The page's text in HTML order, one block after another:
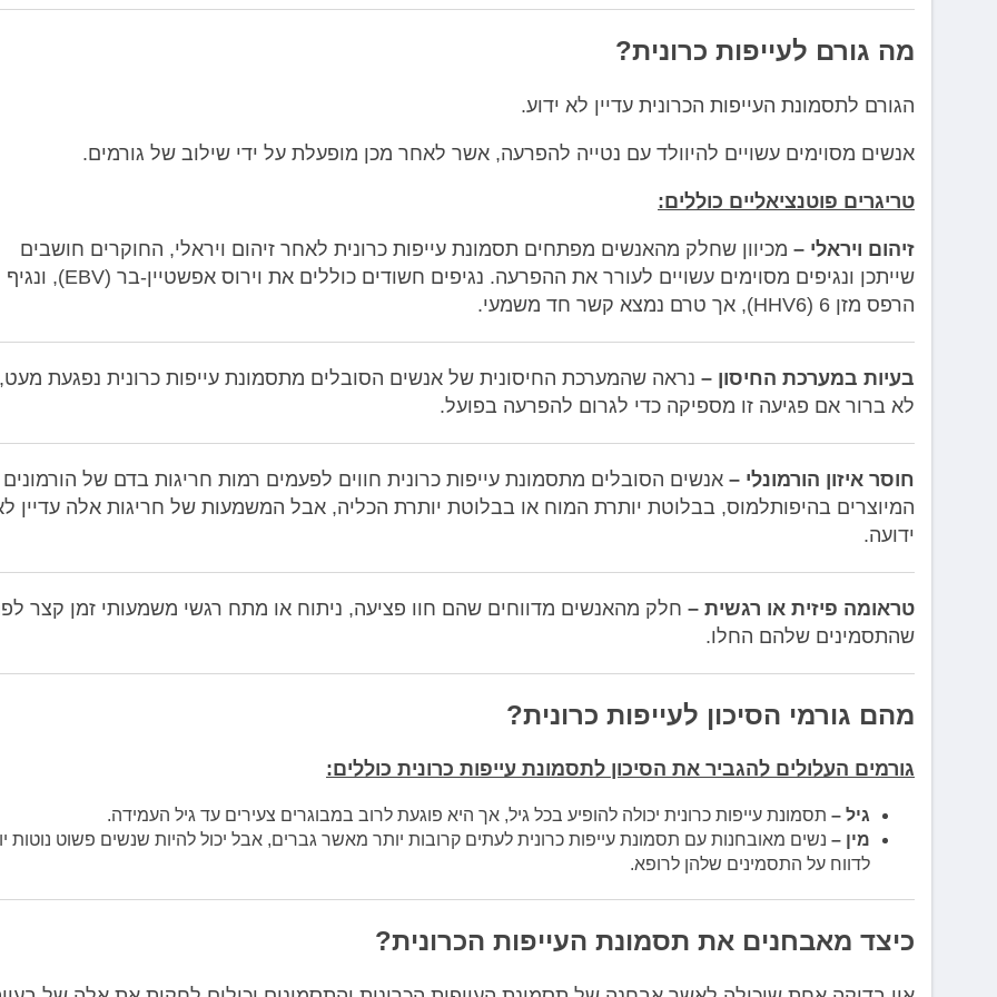
מה גורם לעייפות כרונית?
הגורם לתסמונת העייפות הכרונית עדיין לא ידוע.
אנשים מסוימים עשויים להיוולד עם נטייה להפרעה, אשר לאחר מכן מופעלת על ידי שילוב של גורמים.
טריגרים פוטנציאליים כוללים:
זיהום ויראלי – מכיוון שחלק מהאנשים מפתחים תסמונת עייפות כרונית לאחר זיהום ויראלי, החוקרים חושבים
שייתכן ונגיפים מסוימים עשויים לעורר את ההפרעה. נגיפים חשודים כוללים את וירוס אפשטיין-בר (EBV), ונגיף
הרפס מזן 6 (HHV6), אך טרם נמצא קשר חד משמעי.
בעיות במערכת החיסון – נראה שהמערכת החיסונית של אנשים הסובלים מתסמונת עייפות כרונית נפגעת
לא ברור אם פגיעה זו מספיקה כדי לגרום להפרעה בפועל.
חוסר איזון הורמונלי – אנשים הסובלים מתסמונת עייפות כרונית חווים לפעמים רמות חריגות בדם של הורמונים
המיוצרים בהיפותלמוס, בבלוטת יותרת המוח או בבלוטת יותרת הכליה, אבל המשמעות של חריגות אלה עדיין
ידועה.
טראומה פיזית או רגשית – חלק מהאנשים מדווחים שהם חוו פציעה, ניתוח או מתח רגשי משמעותי זמן קצר
שהתסמינים שלהם החלו.
מהם גורמי הסיכון לעייפות כרונית?
גורמים העלולים להגביר את הסיכון לתסמונת עייפות כרונית כוללים:
גיל – תסמונת עייפות כרונית יכולה להופיע בכל גיל, אך היא פוגעת לרוב במבוגרים צעירים עד גיל העמידה.
מין – נשים מאובחנות עם תסמונת עייפות כרונית לעתים קרובות יותר מאשר גברים, אבל יכול להיות שנשים פשוט נוטות
לדווח על התסמינים שלהן לרופא.
כיצד מאבחנים את תסמונת העייפות הכרונית?